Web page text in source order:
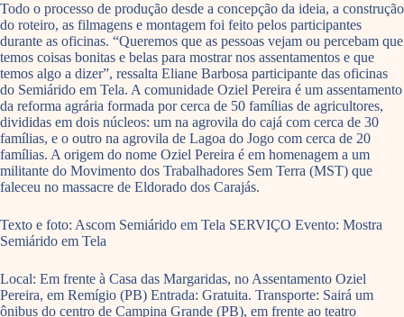
Todo o processo de produção desde a concepção da ideia, a construção
do roteiro, as filmagens e montagem foi feito pelos participantes
durante as oficinas. “Queremos que as pessoas vejam ou percebam que
temos coisas bonitas e belas para mostrar nos assentamentos e que
temos algo a dizer”, ressalta Eliane Barbosa participante das oficinas
do Semiárido em Tela. A comunidade Oziel Pereira é um assentamento
da reforma agrária formada por cerca de 50 famílias de agricultores,
divididas em dois núcleos: um na agrovila do cajá com cerca de 30
famílias, e o outro na agrovila de Lagoa do Jogo com cerca de 20
famílias. A origem do nome Oziel Pereira é em homenagem a um
militante do Movimento dos Trabalhadores Sem Terra (MST) que
faleceu no massacre de Eldorado dos Carajás.
Texto e foto: Ascom Semiárido em Tela SERVIÇO Evento: Mostra
Semiárido em Tela
Local: Em frente à Casa das Margaridas, no Assentamento Oziel
Pereira, em Remígio (PB) Entrada: Gratuita. Transporte: Sairá um
ônibus do centro de Campina Grande (PB), em frente ao teatro